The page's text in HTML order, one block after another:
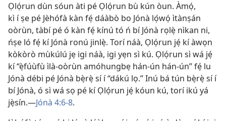
Ọlọ́run dùn sóun àti pé Ọlọ́run bù kún òun. Àmọ́,
kì í ṣe pé Jèhófà kàn fẹ́ dáàbò bo Jónà lọ́wọ́ ìtànṣán
oòrùn, tàbí pé ó kàn fẹ́ kínú tó ń bí Jónà rọlẹ̀ nìkan ni,
ńṣe ló fẹ́ kí Jónà ronú jinlẹ̀. Torí náà, Ọlọ́run jẹ́ kí àwọn
kòkòrò mùkúlú jẹ igi náà, igi yẹn sì kú. Ọlọ́run sì wá jẹ́
kí “ẹ̀fúùfù ìlà-oòrùn amóhungbẹ hán-ún hán-ún” fẹ́ lu
Jónà débi pé Jónà bẹ̀rẹ̀ sí í “dákú lọ.” Inú bá tún bẹ̀rẹ̀ sí í
bí Jónà, ó sì wá sọ pé kí Ọlọ́run jẹ́ kóun kú, torí ikú yá
jẹ̀sín.—Jónà 4:6-8.